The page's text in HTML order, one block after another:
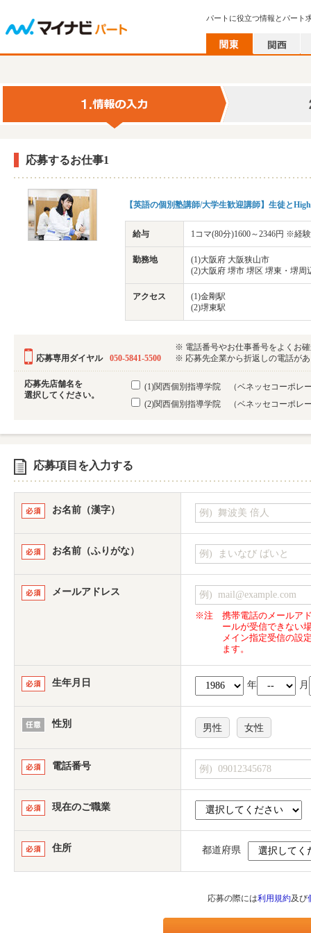
パートに役立つ情報とパート
応募するお仕事1
【英語の個別塾講師/大学生歓迎講師】生徒と
給与 1コマ(80分)1600～2346円 ※経
勤務地
(1)大阪府 大阪狭山市
(2)大阪府 堺市 堺区 堺東・堺周
アクセス
(1)金剛駅
(2)堺東駅
応募専用ダイヤル 050-5841-5500
※ 電話番号やお仕事番号をよくお
※ 応募先企業から折返しの電話が
応募先店舗名を
選択してください。
(1)関西個別指導学院 （ベネッセコーポレ
(2)関西個別指導学院 （ベネッセコーポレ
応募項目を入力する
お名前（漢字）
お名前（ふりがな）
メールアドレス
※注
携帯電話のメールア
ールが受信できない
メイン指定受信の設
ます。
生年月日 年 月
性別 男性 女性
電話番号
現在のご職業
住所 都道府県
応募の際には利用規約及び